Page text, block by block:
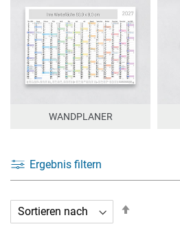
WANDPLANER
Ergebnis filtern